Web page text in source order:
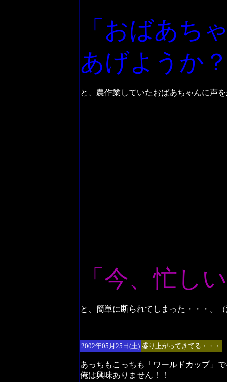
「おばあち
あげようか
と、農作業していたおばあちゃんに声
「今、忙し
と、簡単に断られてしまった・・・。
2002年05月25日(土) 盛り上がってきてる・・・
あっちもこっちも「ワールドカップ」
俺は興味ありません！！